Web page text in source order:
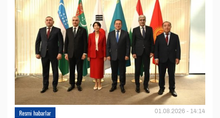
Resmi habarlar 01.08.2026 - 14:14